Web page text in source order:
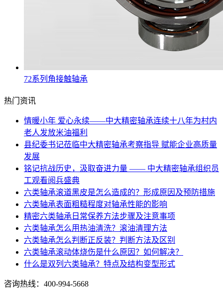
72系列角接触轴承
热门资讯
情暖小年 爱心永续——中大精密轴承连续十八年为村内
老人发放米油福利
县纪委书记莅临中大精密轴承考察指导 赋能企业高质量
发展
铭记抗战历史，汲取奋进力量 —— 中大精密轴承组织员
工观看阅兵盛典
六类轴承滚道黑皮是怎么造成的？形成原因及预防措施
六类轴承表面粗糙程度对轴承性能的影响
精密六类轴承日常保养方法步骤及注意事项
六类轴承怎么用热油清洗？滚油清理方法
六类轴承怎么判断正反装？判断方法及区别
六类轴承滚动体烧伤是什么原因？如何解决？
什么是双列六类轴承？特点及结构变型形式
咨询热线： 400-994-5668